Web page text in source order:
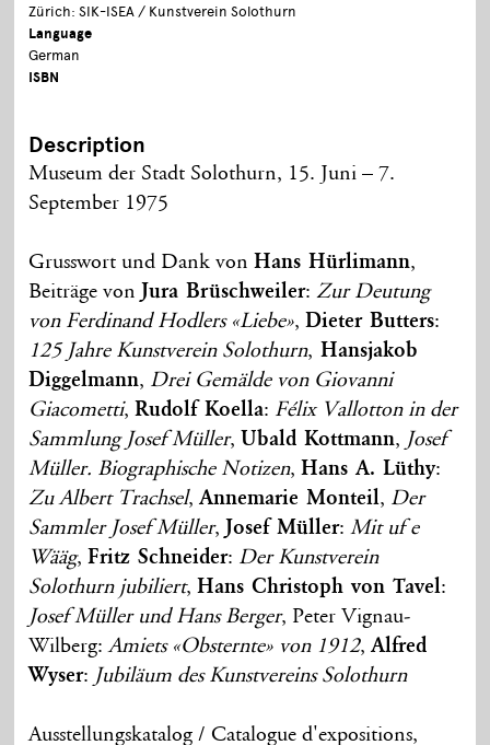
Zürich: SIK-ISEA / Kunstverein Solothurn
Language
German
ISBN
Description
Museum der Stadt Solothurn, 15. Juni – 7.
September 1975
Grusswort und Dank vonHans Hürlimann,
Beiträge von Jura Brüschweiler:Zur Deutung
von Ferdinand Hodlers «Liebe»,Dieter Butters:
125 Jahre Kunstverein Solothurn, Hansjakob
Diggelmann, Drei Gemälde von Giovanni
Giacometti,Rudolf Koella: Félix Vallotton in der
Sammlung Josef Müller, Ubald Kottmann, Josef
Müller. Biographische Notizen,Hans A. Lüthy:
Zu Albert Trachsel,Annemarie Monteil, Der
Sammler Josef Müller, Josef Müller: Mit uf e
Wääg,Fritz Schneider: Der Kunstverein
Solothurn jubiliert,Hans Christoph von Tavel:
Josef Müller und Hans Berger, Peter Vignau-
Wilberg:Amiets «Obsternte» von 1912,Alfred
Wyser: Jubiläum des Kunstvereins Solothurn
Ausstellungskatalog / Catalogue d'expositions,